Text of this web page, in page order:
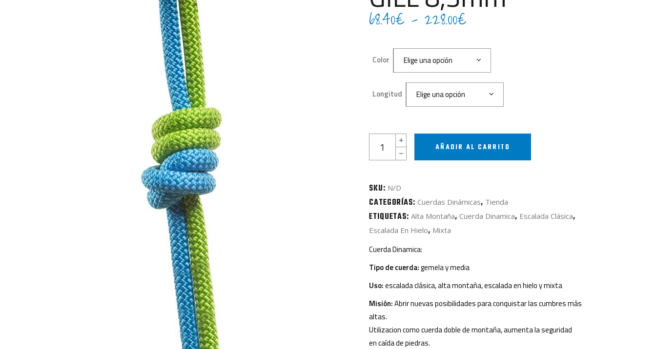
68.40€ - 228.00€
precios:
desde
68.40€
hasta
228.00€
Color Elige una opción
Longitud Elige una opción
8,3mm
AÑADIR AL CARRITO
SKU: N/D
CATEGORÍAS: Cuerdas Dinámicas, Tienda
ETIQUETAS: Alta Montaña, Cuerda Dinamica, Escalada Clásica,
Escalada En Hielo, Mixta
Cuerda Dinamica:
Tipo de cuerda:gemela y media
Uso:escalada clásica, alta montaña, escalada en hielo y mixta
Misión:Abrir nuevas posibilidades para conquistar las cumbres más
altas.
Utilizacion como cuerda doble de montaña, aumenta la seguridad
en caída de piedras.